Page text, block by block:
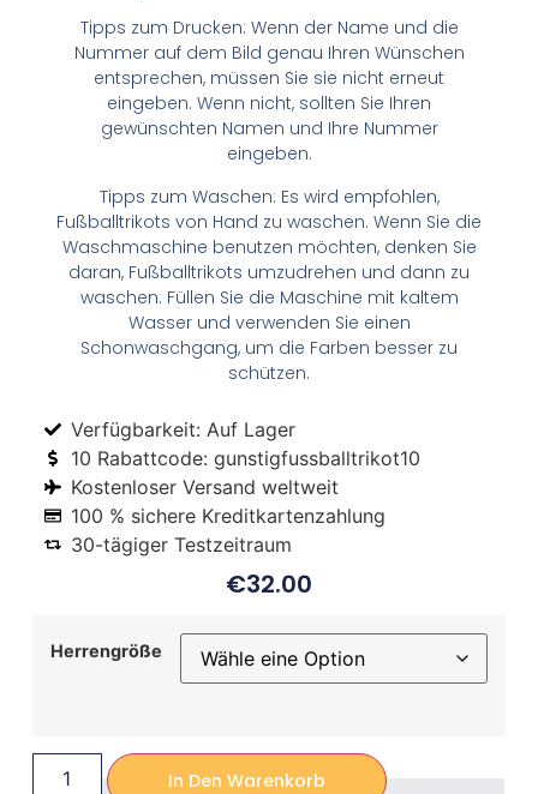
Tipps zum Drucken: Wenn der Name und die
Nummer auf dem Bild genau Ihren Wünschen
entsprechen, müssen Sie sie nicht erneut
eingeben. Wenn nicht, sollten Sie Ihren
gewünschten Namen und Ihre Nummer
eingeben.
Tipps zum Waschen: Es wird empfohlen,
Fußballtrikots von Hand zu waschen. Wenn Sie die
Waschmaschine benutzen möchten, denken Sie
daran, Fußballtrikots umzudrehen und dann zu
waschen. Füllen Sie die Maschine mit kaltem
Wasser und verwenden Sie einen
Schonwaschgang, um die Farben besser zu
schützen.
Verfügbarkeit: Auf Lager
10 Rabattcode: gunstigfussballtrikot10
Kostenloser Versand weltweit
100 % sichere Kreditkartenzahlung
30-tägiger Testzeitraum
€32.00
Herrengröße
In Den Warenkorb